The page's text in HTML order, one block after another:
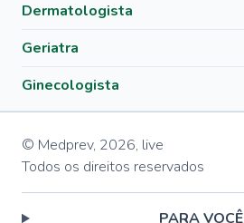
Dermatologista
Geriatra
Ginecologista
© Medprev, 2026, live
Todos os direitos reservados
PARA VOCÊ